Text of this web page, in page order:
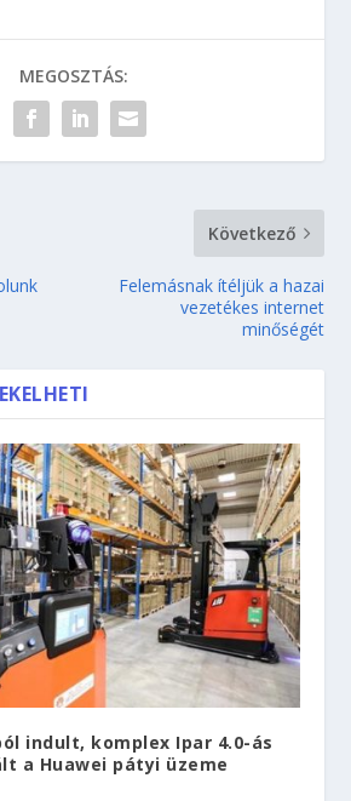
MEGOSZTÁS:
Következő
Felemásnak ítéljük a hazai
vezetékes internet
minőségét
indult, komplex Ipar 4.0-ás
a Huawei pátyi üzeme